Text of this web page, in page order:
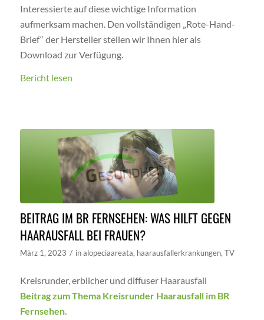
Interessierte auf diese wichtige Information
aufmerksam machen. Den vollständigen „Rote-Hand-
Brief“ der Hersteller stellen wir Ihnen hier als
Download zur Verfügung.
Bericht lesen
BEITRAG IM BR FERNSEHEN: WAS HILFT GEGEN
HAARAUSFALL BEI FRAUEN?
März 1, 2023 / inalopeciaareata, haarausfallerkrankungen, TV
Kreisrunder, erblicher und diffuser Haarausfall
Beitrag zum Thema Kreisrunder Haarausfall im BR
Fernsehen.